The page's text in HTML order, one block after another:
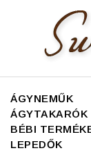
ÁGYNEMŰK
ÁGYTAKARÓK
BÉBI
LEPEDŐK